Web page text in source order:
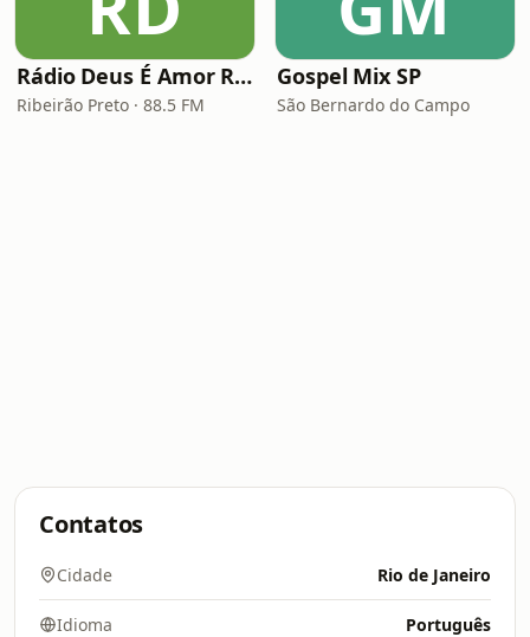
Rádio Deus É Amor Ribeirão Preto
Ribeirão Preto · 88.5 FM
Gospel Mix SP
São Bernardo do Campo
Contatos
Cidade Rio de Janeiro
Idioma Português